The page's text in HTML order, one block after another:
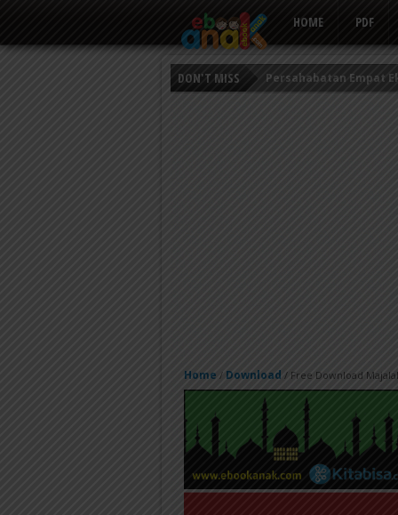
HOME PDF
DON'T MISS
Persahabatan Empat
Home / Download / Free Download